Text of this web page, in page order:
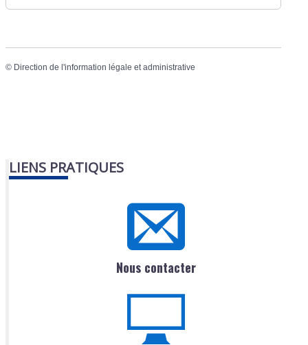
© Direction de l'information légale et administrative
LIENS PRATIQUES
Nous contacter